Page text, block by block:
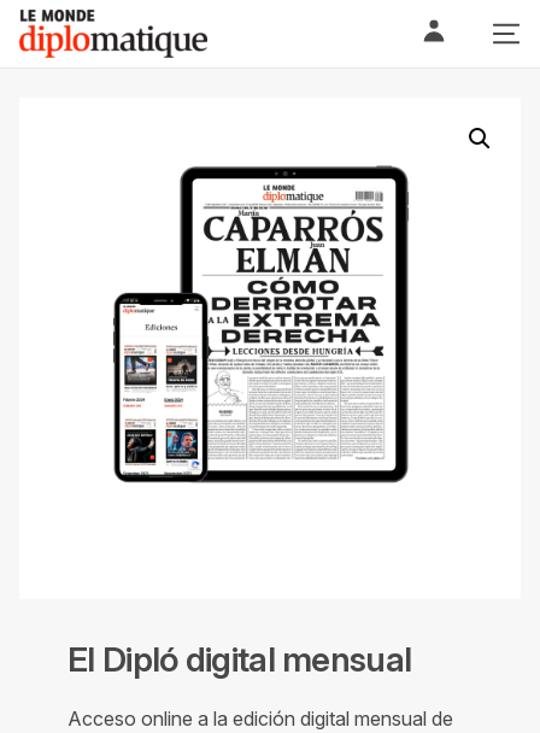
Skip
content
Le monde diplomatique
El Dipló digital mensual
Acceso online a la edición digital mensual de